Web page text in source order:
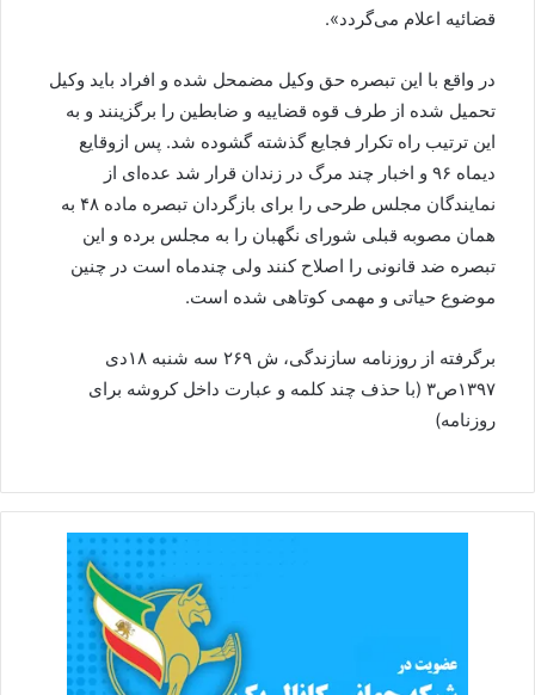
قضائیه اعلام می‌گردد».
در واقع با این تبصره حق وکیل مضمحل شده و افراد باید وکیل
تحمیل شده از طرف قوه قضاییه و ضابطین را برگزینند و به
این ترتیب راه تکرار فجایع گذشته گشوده شد. پس ازوقایع
دیماه ۹۶ و اخبار چند مرگ در زندان قرار شد عده‌ای از
نمایندگان مجلس طرحی را برای بازگردان تبصره ماده ۴۸ به
همان مصوبه قبلی شورای نگهبان را به مجلس برده و این
تبصره ضد قانونی را اصلاح کنند ولی چندماه است در چنین
موضوع حیاتی و مهمی کوتاهی شده است.
برگرفته از روزنامه سازندگی، ش ۲۶۹ سه شنبه ۱۸دی
۱۳۹۷ص۳ (با حذف چند کلمه و عبارت داخل کروشه برای
روزنامه)